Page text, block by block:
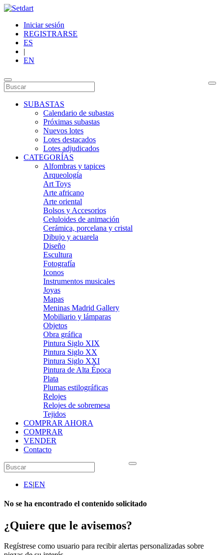
Iniciar sesión
REGISTRARSE
ES
|
EN
SUBASTAS
Calendario de subastas
Próximas subastas
Nuevos lotes
Lotes destacados
Lotes adjudicados
CATEGORÍAS
Alfombras y tapices
Arqueología
Art Toys
Arte africano
Arte oriental
Bolsos y Accesorios
Celuloides de animación
Cerámica, porcelana y cristal
Dibujo y acuarela
Diseño
Escultura
Fotografía
Iconos
Instrumentos musicales
Joyas
Mapas
Meninas Madrid Gallery
Mobiliario y lámparas
Objetos
Obra gráfica
Pintura Siglo XIX
Pintura Siglo XX
Pintura Siglo XXI
Pintura de Alta Época
Plata
Plumas estilográficas
Relojes
Relojes de sobremesa
Tejidos
COMPRAR AHORA
COMPRAR
VENDER
Contacto
ES|EN
No se ha encontrado el contenido solicitado
¿Quiere que le avisemos?
Regístrese como usuario para recibir alertas personalizadas sobre